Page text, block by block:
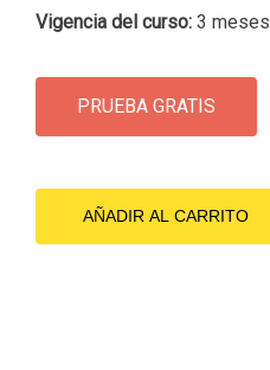
Vigencia del curso: 3 meses
PRUEBA GRATIS
Curso de estadística
probabilidad
AÑADIR AL CARRITO